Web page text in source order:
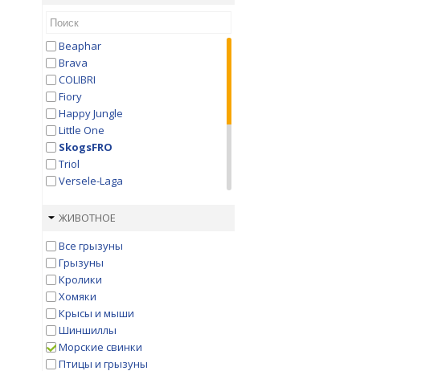
Beaphar
Brava
COLIBRI
Fiory
Happy Jungle
Little One
SkogsFRO
Triol
Versele-Laga
Вака
Зернышко
Зоомир
Праздничный обед
Султан
ЖИВОТНОЕ
Все грызуны
Грызуны
Кролики
Хомяки
Крысы и мыши
Шиншиллы
Морские свинки
Птицы и грызуны